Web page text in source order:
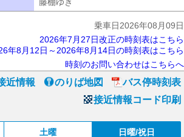
乗車日2026年08月09日
2026年7月27日改正の時刻表はこちら
年8月12日～2026年8月14日の時刻表はこちら
時刻のお問い合わせはこちらへ
近情報 のりば地図
バス停時刻表
接近情報コード印刷
土曜 日曜/祝日